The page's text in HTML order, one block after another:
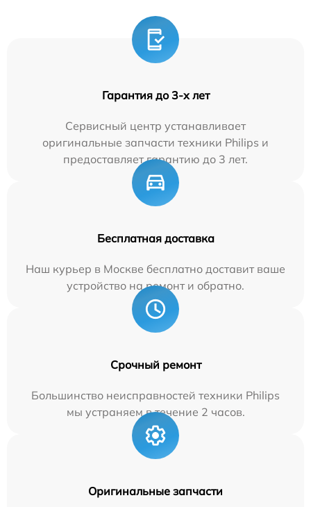
Гарантия до 3-х лет
Сервисный центр устанавливает
оригинальные запчасти техники Philips и
предоставляет гарантию до 3 лет.
Бесплатная доставка
Наш курьер в Москве бесплатно доставит ваше
устройство на ремонт и обратно.
Срочный ремонт
Большинство неисправностей техники Philips
мы устраняем в течение 2 часов.
Оригинальные запчасти